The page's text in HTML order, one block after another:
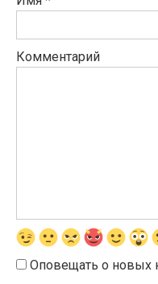
Комментарий
Оповещать о новых